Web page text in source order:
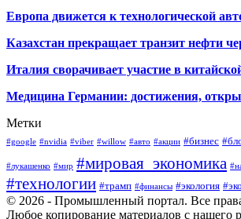
Европа движется к технологической
Казахстан прекращает транзит нефти
Италия сворачивает участие в
Медицина Германии: достижения,
Метки
#google #nvidia #viber #willow #авто #акции #бизнес
#лукашенко #мир #мировая_экономика
#технологии #трамп #финансы #экология
© 2026 - Промышленный портал. Все
Любое копирование материалов с нашего